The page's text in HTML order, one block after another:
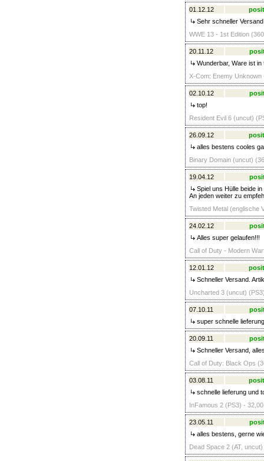
01.12.12
Sehr schneller
WWE 13 - 1st Edition
20.11.12
Wunderbar, Ware ist
X-Com: Enemy
02.10.12
top!
Resident Evil 6 (uncut)
26.09.12
alles bestens cooles
Binary Domain (uncut)
19.04.12
Spiel uns Hülle beide
An jeden weiter zu
Twisted Metal (englische
24.02.12
Alles super gelaufen!!!
Call of Duty - Modern
12.01.12
Schneller Versand.
Uncharted 3 (uncut)
07.10.11
super schnelle
20.09.11
Schneller Versand,
Call of Duty: Black Ops
03.08.11
schnelle lieferung und
InFamous 2 (PS3) -
23.05.11
alles bestens, gerne
Dead Space 2 (AT,